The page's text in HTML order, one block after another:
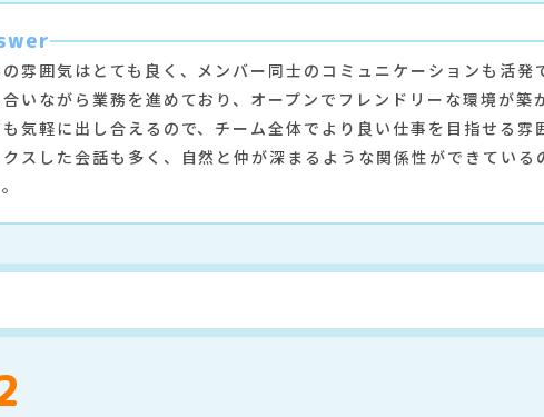
雰囲気はとても良く、メンバー同士のコミュニケーションも活発
いながら業務を進めており、オープンでフレンドリーな環境が築
気軽に出し合えるので、チーム全体でより良い仕事を目指せる雰
スした会話も多く、自然と仲が深まるような関係性ができている